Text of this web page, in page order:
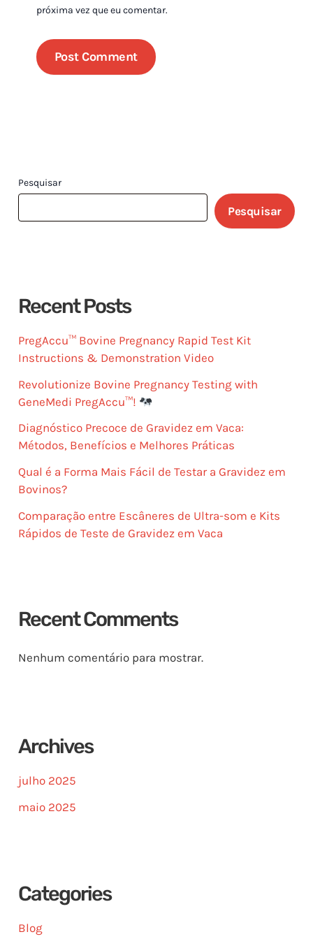
próxima vez que eu comentar.
Pesquisar
Pesquisar
Recent Posts
PregAccu™ Bovine Pregnancy Rapid Test Kit
Instructions & Demonstration Video
Revolutionize Bovine Pregnancy Testing with
GeneMedi PregAccu™!
Diagnóstico Precoce de Gravidez em Vaca:
Métodos, Benefícios e Melhores Práticas
Qual é a Forma Mais Fácil de Testar a Gravidez em
Bovinos?
Comparação entre Escâneres de Ultra-som e Kits
Rápidos de Teste de Gravidez em Vaca
Recent Comments
Nenhum comentário para mostrar.
Archives
julho 2025
maio 2025
Categories
Blog